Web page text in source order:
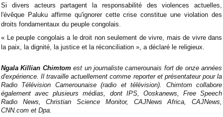
Si divers acteurs partagent la responsabilité des violences actuelles,
l'évêque Paluku affirme qu'ignorer cette crise constitue une violation des
droits fondamentaux du peuple congolais.
« Le peuple congolais a le droit non seulement de vivre, mais de vivre dans
la paix, la dignité, la justice et la réconciliation », a déclaré le religieux.
Ngala Killian Chimtom est un journaliste camerounais fort de onze années
d'expérience. Il travaille actuellement comme reporter et présentateur pour la
Radio Télévision Camerounaise (radio et télévision). Chimtom collabore
également avec plusieurs médias, dont IPS, Ooskanews, Free Speech
Radio News, Christian Science Monitor, CAJNews Africa, CAJNews,
CNN.com et Dpa.